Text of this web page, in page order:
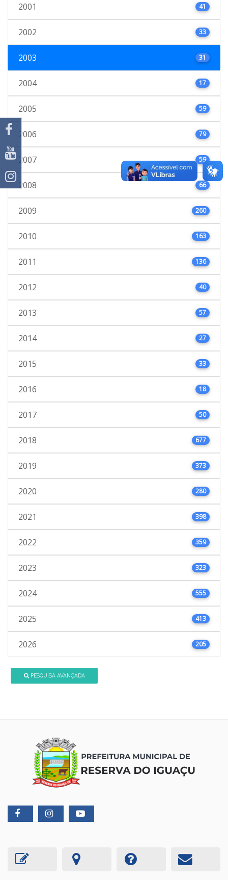
2001 41
2002 33
2003 31
2004 17
2005 59
2006 79
2007 59
2008 66
2009 260
2010 163
2011 136
2012 40
2013 57
2014 27
2015 33
2016 18
2017 50
2018 677
2019 373
2020 280
2021 398
2022 359
2023 323
2024 555
2025 413
2026 205
PESQUISA AVANÇADA